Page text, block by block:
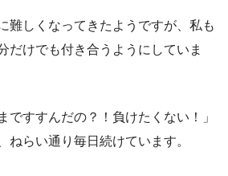
難しくなってきたようですが、私も
だけでも付き合うようにしていま
ですすんだの？！負けたくない！」
ねらい通り毎日続けています。